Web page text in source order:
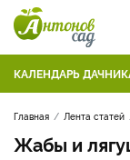
КАЛЕНДАРЬ
Главная Лента статей
Жабы и